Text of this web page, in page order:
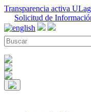
Transparencia activa
Solicitud de